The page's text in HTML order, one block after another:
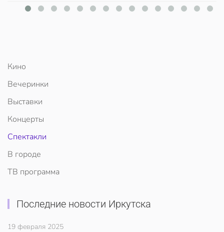
Кино
Вечеринки
Выставки
Концерты
Спектакли
В городе
ТВ программа
Последние новости Иркутска
19 февраля 2025